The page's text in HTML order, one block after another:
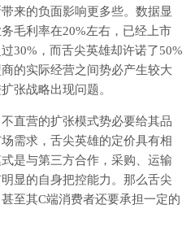
来的负面影响更多些。数据显
毛利率在20%左右，已经上市
30%，而舌尖英雄却许诺了50%
的实际经营之间势必产生较大
张战略出现问题。
直营的扩张模式势必要给其品
需求，舌尖英雄的定价具有相
是与第三方合作，采购、运输
显的自身把控能力。那么舌尖
至其C端消费者还要承担一定的